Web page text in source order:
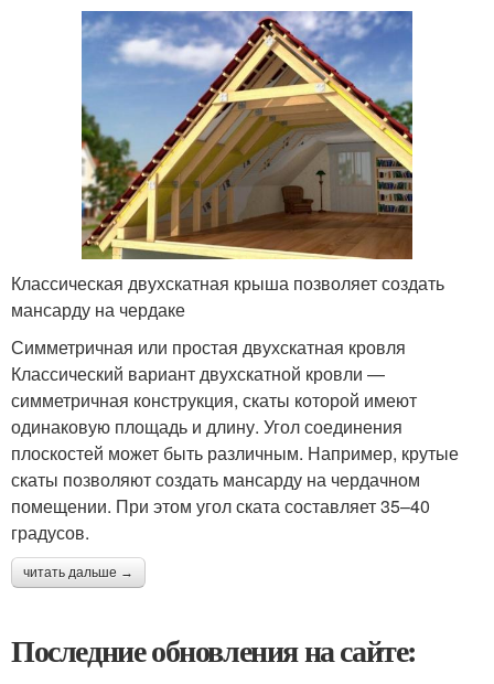
Классическая двухскатная крыша позволяет создать
мансарду на чердаке
Симметричная или простая двухскатная кровля
Классический вариант двухскатной кровли —
симметричная конструкция, скаты которой имеют
одинаковую площадь и длину. Угол соединения
плоскостей может быть различным. Например, крутые
скаты позволяют создать мансарду на чердачном
помещении. При этом угол ската составляет 35–40
градусов.
читать дальше →
Последние обновления на сайте: